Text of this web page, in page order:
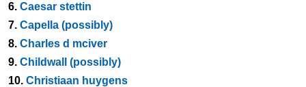
6. Caesar stettin
7. Capella (possibly)
8. Charles d mciver
9. Childwall (possibly)
10. Christiaan huygens